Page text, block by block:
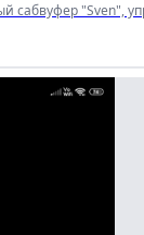
сабвуфер "Sven",